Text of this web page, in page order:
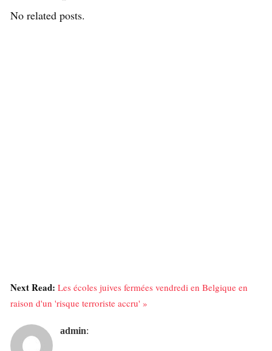
No related posts.
Next Read: Les écoles juives fermées vendredi en Belgique en
raison d'un 'risque terroriste accru' »
admin: